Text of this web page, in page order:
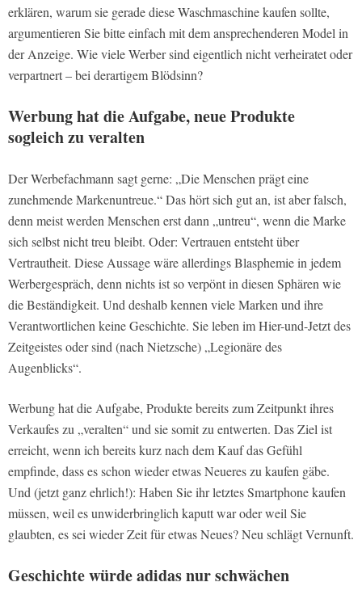
erklären, warum sie gerade diese Waschmaschine kaufen sollte,
argumentieren Sie bitte einfach mit dem ansprechenderen Model in
der Anzeige. Wie viele Werber sind eigentlich nicht verheiratet oder
verpartnert – bei derartigem Blödsinn?
Werbung hat die Aufgabe, neue Produkte
sogleich zu veralten
Der Werbefachmann sagt gerne: „Die Menschen prägt eine
zunehmende Markenuntreue.“ Das hört sich gut an, ist aber falsch,
denn meist werden Menschen erst dann „untreu“, wenn die Marke
sich selbst nicht treu bleibt. Oder: Vertrauen entsteht über
Vertrautheit. Diese Aussage wäre allerdings Blasphemie in jedem
Werbergespräch, denn nichts ist so verpönt in diesen Sphären wie
die Beständigkeit. Und deshalb kennen viele Marken und ihre
Verantwortlichen keine Geschichte. Sie leben im Hier-und-Jetzt des
Zeitgeistes oder sind (nach Nietzsche) „Legionäre des
Augenblicks“.
Werbung hat die Aufgabe, Produkte bereits zum Zeitpunkt ihres
Verkaufes zu „veralten“ und sie somit zu entwerten. Das Ziel ist
erreicht, wenn ich bereits kurz nach dem Kauf das Gefühl
empfinde, dass es schon wieder etwas Neueres zu kaufen gäbe.
Und (jetzt ganz ehrlich!): Haben Sie ihr letztes Smartphone kaufen
müssen, weil es unwiderbringlich kaputt war oder weil Sie
glaubten, es sei wieder Zeit für etwas Neues? Neu schlägt Vernunft.
Geschichte würde adidas nur schwächen